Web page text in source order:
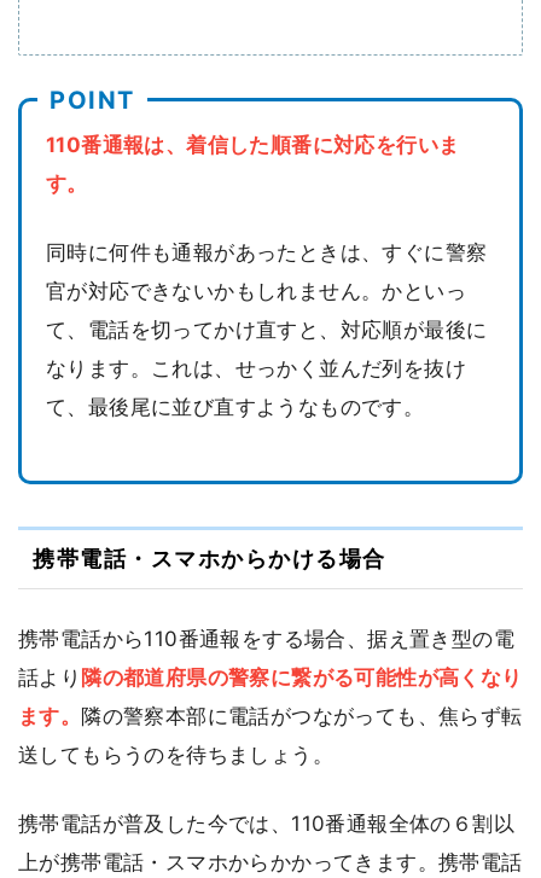
110番通報は、着信した順番に対応を行いま
す。
同時に何件も通報があったときは、すぐに警察
官が対応できないかもしれません。かといっ
て、電話を切ってかけ直すと、対応順が最後に
なります。これは、せっかく並んだ列を抜け
て、最後尾に並び直すようなものです。
携帯電話・スマホからかける場合
携帯電話から110番通報をする場合、据え置き型の電
話より 隣の都道府県の警察に繋がる可能性が高くなり
ます。 隣の警察本部に電話がつながっても、焦らず転
送してもらうのを待ちましょう。
携帯電話が普及した今では、110番通報全体の６割以
上が携帯電話・スマホからかかってきます。携帯電話